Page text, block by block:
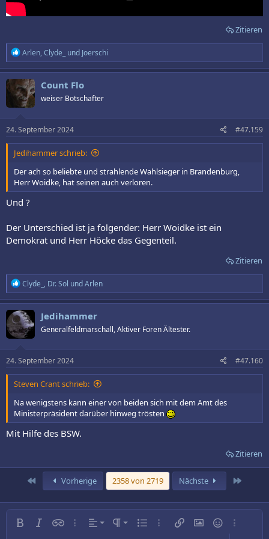
Zitieren
R
e
a
k
t
i
o
e
n
Arlen, Clyde_ und Joerschi
Count Flo
weiser Botschafter
24. September 2024 #47.159
Jedihammer schrieb:
Der ach so beliebte und strahlende Wahlsieger in Brandenburg,
Herr Woidke, hat seinen auch verloren.
Und ?
Der Unterschied ist ja folgender: Herr Woidke ist ein
Demokrat und Herr Höcke das Gegenteil.
Zitieren
R
e
a
k
t
i
o
e
n
Clyde_ , Dr. Sol undArlen
Jedihammer
Generalfeldmarschall, Aktiver Foren Ältester.
24. September 2024 #47.160
Steven Crant schrieb:
Na wenigstens kann einer von beiden sich mit dem Amt des
Ministerpräsident darüber hinweg trösten
Mit Hilfe des BSW.
Zitieren
Erste Vorherige 2358 von 2719 Nächste
Fett KursivInline-Spoiler
Weitere…Ausrichtung
Linksbündig
Absatzformatierung
Normal Ungeordnete Liste
Weitere…Link einfügen
Bild einfügen
SmileysWeitere…